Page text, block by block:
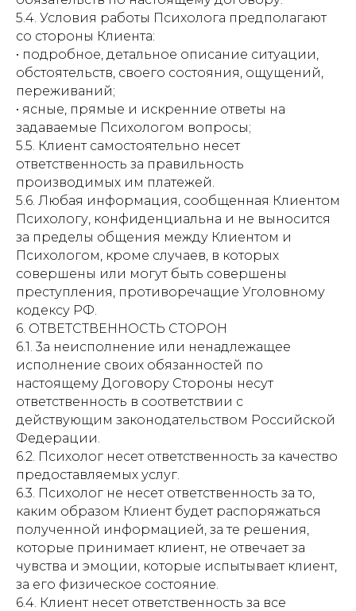
5.4. Условия работы Психолога предполагают
со стороны Клиента:
• подробное, детальное описание ситуации,
обстоятельств, своего состояния, ощущений,
переживаний;
• ясные, прямые и искренние ответы на
задаваемые Психологом вопросы;
5.5. Клиент самостоятельно несет
ответственность за правильность
производимых им платежей.
5.6. Любая информация, сообщенная Клиентом
Психологу, конфиденциальна и не выносится
за пределы общения между Клиентом и
Психологом, кроме случаев, в которых
совершены или могут быть совершены
преступления, противоречащие Уголовному
кодексу РФ.
6. ОТВЕТСТВЕННОСТЬ СТОРОН
6.1. 3а неисполнение или ненадлежащее
исполнение своих обязанностей по
настоящему Договору Стороны несут
ответственность в соответствии с
действующим законодательством Российской
Федерации.
6.2. Психолог несет ответственность за качество
предоставляемых услуг.
6.3. Психолог не несет ответственность за то,
каким образом Клиент будет распоряжаться
полученной информацией, за те решения,
которые принимает клиент, не отвечает за
чувства и эмоции, которые испытывает клиент,
за его физическое состояние.
6.4. Клиент несет ответственность за все